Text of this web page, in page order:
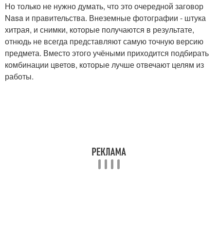
Но только не нужно думать, что это очередной заговор
Nasa и правительства. Внеземные фотографии - штука
хитрая, и снимки, которые получаются в результате,
отнюдь не всегда представляют самую точную версию
предмета. Вместо этого учёными приходится подбирать
комбинации цветов, которые лучше отвечают целям из
работы.